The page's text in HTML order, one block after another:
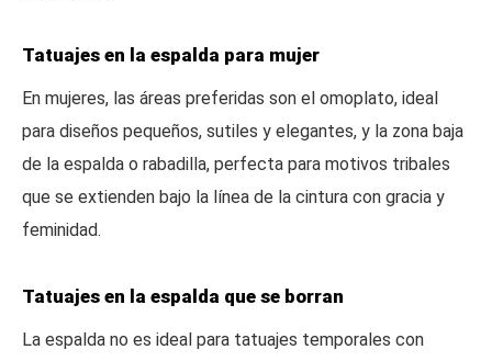
Tatuajes en la espalda para mujer
En mujeres, las áreas preferidas son el omoplato, ideal
para diseños pequeños, sutiles y elegantes, y la zona baja
de la espalda o rabadilla, perfecta para motivos tribales
que se extienden bajo la línea de la cintura con gracia y
feminidad.
Tatuajes en la espalda que se borran
La espalda no es ideal para tatuajes temporales con